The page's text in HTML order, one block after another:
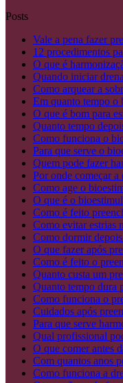
Posts
Vale a pena fazer
12 procedimentos
O que é
Quando iniciar
Como arquear a
Em quanto tempo o
O que é bom para
Quanto tempo
Como funciona o
Para que serve o
Quem pode fazer
Por onde começar
Como age o
O que é o
Como é feito
Como evitar estrias
Como dormir
O que fazer após
Como é feito o
Quanto custa um
Quanto tempo dura
Como funciona o
Cuidados após
Para que serve
Qual profissional
O que comer antes
Com quantos anos
Como funciona a